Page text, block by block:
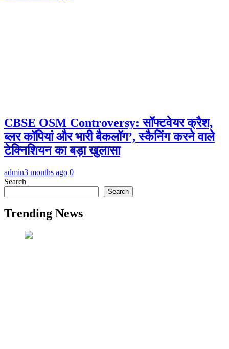
CBSE OSM Controversy: सॉफ्टवेयर क्रैश,
ब्लर कॉपियां और भारी बैकलॉग’, स्कैनिंग करने वाले
टेक्निशियन का बड़ा खुलासा
admin3 months ago 0
Search
Search
Trending News